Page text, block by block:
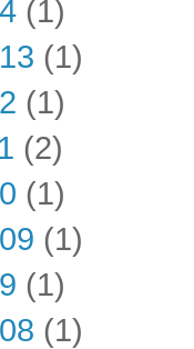
(1)
(1)
(1)
(2)
(1)
(1)
(1)
(1)